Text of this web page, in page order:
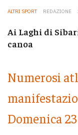
ALTRI SPORT REDAZIONE
Ai Laghi di
canoa
Numerosi
Domenica